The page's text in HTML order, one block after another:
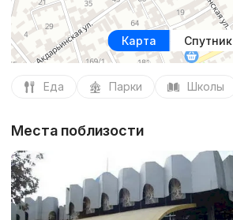
Карта Спутник
Еда Парки Школы
Места поблизости